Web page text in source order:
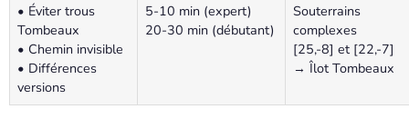
• Éviter trous
Tombeaux
• Chemin invisible
• Différences
versions
5-10 min (expert)
20-30 min (débutant)
Souterrains
complexes
[25,-8] et [22,-7]
→ Îlot Tombeaux